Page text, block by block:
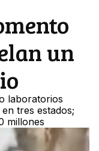
un
laboratorios
tres estados;
millones